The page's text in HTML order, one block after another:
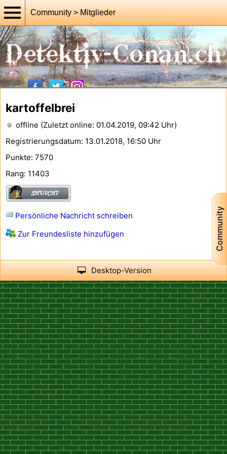
Community > Mitglieder
Community
kartoffelbrei
offline (Zuletzt online: 01.04.2019, 09:42 Uhr)
Registrierungsdatum: 13.01.2018, 16:50 Uhr
Punkte: 7570
Rang: 11403
Persönliche Nachricht schreiben
Zur Freundesliste hinzufügen
Desktop-Version